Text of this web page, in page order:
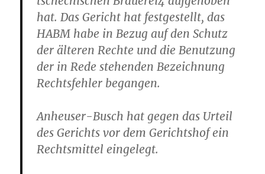
hat. Das Gericht hat festgestellt, das
HABM habe in Bezug auf den Schutz
der älteren Rechte und die Benutzung
der in Rede stehenden Bezeichnung
Rechtsfehler begangen.
Anheuser-Busch hat gegen das Urteil
des Gerichts vor dem Gerichtshof ein
Rechtsmittel eingelegt.